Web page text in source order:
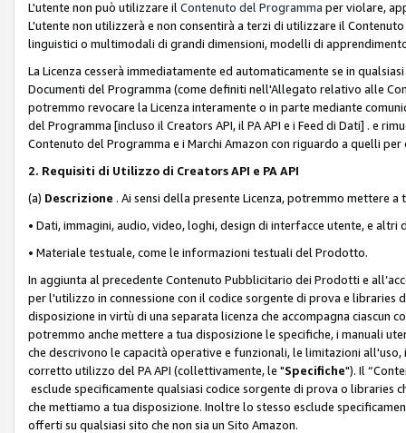
L'utente non può utilizzare il Contenuto del Programma per violare,
L'utente non utilizzerà e non consentirà a terzi di utilizzare il
linguistici o multimodali di grandi dimensioni, modelli di
La Licenza cesserà immediatamente ed automaticamente se in
Documenti del Programma (come definiti nell'Allegato relativo alle
potremmo revocare la Licenza interamente o in parte mediante
del Programma [incluso il Creators API, il PA API e i Feed di Dati] . e
Contenuto del Programma e i Marchi Amazon con riguardo a quelli
2. Requisiti di Utilizzo di Creators API e PA API
(a) Descrizione . Ai sensi della presente Licenza, potremmo mettere
• Dati, immagini, audio, video, loghi, design di interfacce utente, e altri
• Materiale testuale, come le informazioni testuali del Prodotto.
In aggiunta al precedente Contenuto Pubblicitario dei Prodotti e
per l'utilizzo in connessione con il codice sorgente di prova e libraries
disposizione in virtù di una separata licenza che accompagna ciascun
potremmo anche mettere a tua disposizione le specifiche, i manuali
che descrivono le capacità operative e funzionali, le limitazioni
corretto utilizzo del PA API (collettivamente, le "Specifiche"). Il
esclude specificamente qualsiasi codice sorgente di prova o libraries
che mettiamo a tua disposizione. Inoltre lo stesso esclude
offerti su qualsiasi sito che non sia un Sito Amazon.